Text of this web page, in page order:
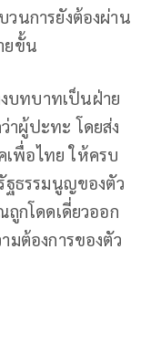
วนการยังต้องผ่าน
ยขั้น
บทบาทเป็นฝ่าย
าผู้ปะทะ โดยส่ง
พื่อไทย ให้ครบ
ฐธรรมนูญของตัว
กโดดเดี่ยวออก
มต้องการของตัว